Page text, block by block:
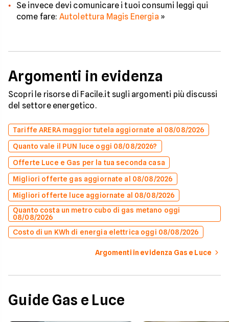
Se invece devi comunicare i tuoi consumi leggi qui
come fare: Autolettura Magis Energia »
Argomenti in evidenza
Scopri le risorse di Facile.it sugli argomenti più discussi
del settore energetico.
Tariffe ARERA maggior tutela aggiornate al 08/08/2026
Quanto vale il PUN luce oggi 08/08/2026?
Offerte Luce e Gas per la tua seconda casa
Migliori offerte gas aggiornate al 08/08/2026
Migliori offerte luce aggiornate al 08/08/2026
Quanto costa un metro cubo di gas metano oggi
08/08/2026
Costo di un KWh di energia elettrica oggi 08/08/2026
Argomenti in evidenza Gas e Luce
Guide Gas e Luce